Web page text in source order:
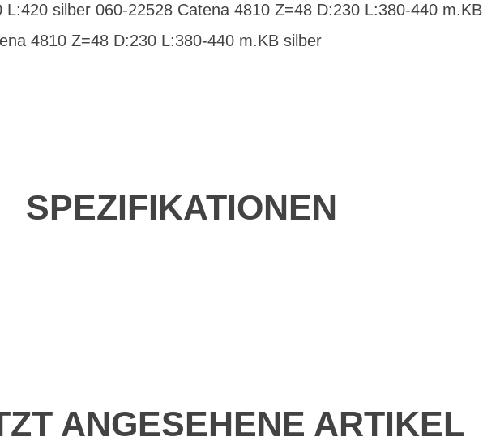
silber 060-22528 Catena 4810 Z=48 D:230 L:380-440 m.KB
4810 Z=48 D:230 L:380-440 m.KB silber
SPEZIFIKATIONEN
ANGESEHENE ARTIKEL